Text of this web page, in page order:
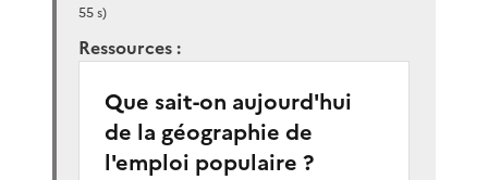
55 s)
Ressources :
Que sait-on aujourd'hui
de la géographie de
l'emploi populaire ?